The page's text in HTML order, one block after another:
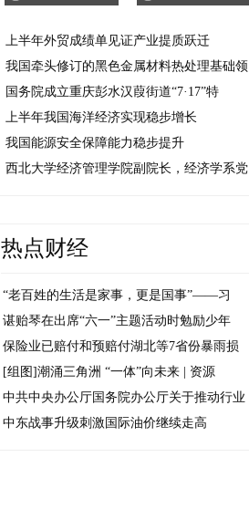
上半年外贸成绩单见证产业提质跃迁
我国牵头修订的黑色金属材料热处理基础领
国务院成立重庆彭水汉葭街道“7·17”特
上半年我国海洋经济实现稳步增长
我国能源安全保障能力稳步提升
西北大学经济管理学院副院长，经济学系党
热点财经
“老百姓的生活是家事，更是国事”——习
谌贻琴在出席“六一”主题活动时勉励少年
保险业已赔付和预赔付湖北等7省份暴雨损
[组图]潮涌三角洲 “一体”向未来 | 资源
中共中央办公厅国务院办公厅关于推动行业
中东战事升级刺激国际油价继续走高